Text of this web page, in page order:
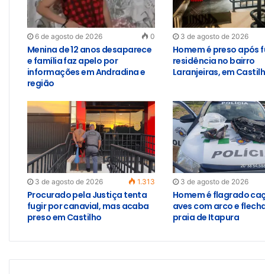
6 de agosto de 2026 0
Menina de 12 anos desaparece
e família faz apelo por
informações em Andradina e
região
3 de agosto de 2026
Homem é preso após
residência no bairro
Laranjeiras, em
3 de agosto de 2026 1.313
Procurado pela Justiça tenta
fugir por canavial, mas acaba
preso em Castilho
3 de agosto de 2026
Homem é flagrado
aves com arco e
praia de Itapura